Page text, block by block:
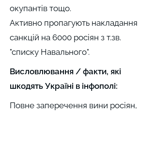
окупантів тощо.
Активно пропагують накладання
санкцій на 6000 росіян з т.зв.
"списку Навального".
Висловлювання / факти, які
шкодять Україні в інфополі:
Повне заперечення вини росіян,